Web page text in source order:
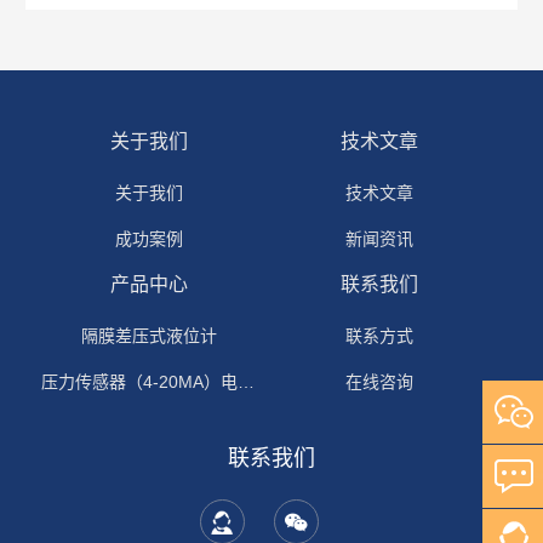
关于我们
关于我们
成功案例
技术文章
技术文章
新闻资讯
产品中心
隔膜差压式液位计
压力传感器（4-20MA）电流输出
联系我们
联系方式
在线咨询
联系我们